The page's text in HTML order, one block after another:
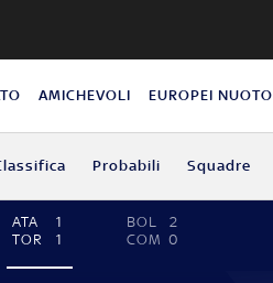
AMICHEVOLI EUROPEI NUOTO
Probabili Squadre
ATA
1
TOR
1
BOL
2
COM 0